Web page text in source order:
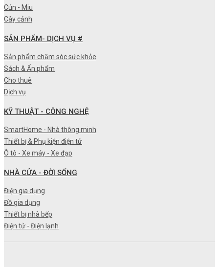
Cún - Miu
Cây cảnh
SẢN PHẨM- DỊCH VỤ #
Sản phẩm chăm sóc sức khỏe
Sách & Ấn phẩm
Cho thuê
Dịch vụ
KỸ THUẬT - CÔNG NGHỆ
SmartHome - Nhà thông minh
Thiết bị & Phụ kiện điện tử
Ô tô - Xe máy - Xe đạp
NHÀ CỬA - ĐỜI SỐNG
Điện gia dụng
Đồ gia dụng
Thiết bị nhà bếp
Điện tử - Điện lạnh